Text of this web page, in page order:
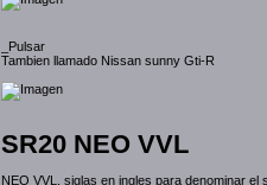
_Pulsar
Tambien llamado Nissan sunny Gti-R
SR20 NEO VVL
NEO VVL, siglas en ingles para denominar